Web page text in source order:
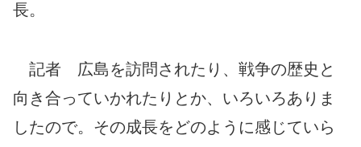
長。
記者 広島を訪問されたり、戦争の歴史と
向き合っていかれたりとか、いろいろありま
したので。その成長をどのように感じていら